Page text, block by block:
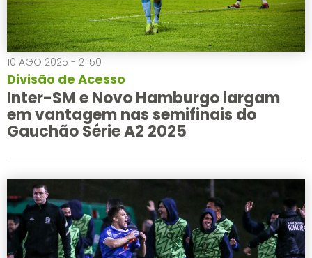
10 AGO 2025 - 21:50
Divisão de Acesso
Inter-SM e Novo Hamburgo largam
em vantagem nas semifinais do
Gauchão Série A2 2025